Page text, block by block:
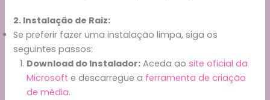
2. Instalação de Raiz:
Se preferir fazer uma instalação limpa, siga os
seguintes passos:
Download do Instalador: Aceda aosite oficial da
Microsoft e descarregue a ferramenta de criação
de média.